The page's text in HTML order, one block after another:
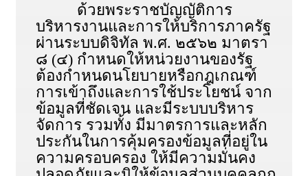
ด้วยพระราชบัญญัติการ
บริหารงานและการให้บริการภาครัฐ
ผ่านระบบดิจิทัล พ.ศ. ๒๕๖๒ มาตรา
๘ (๔) กำหนดให้หน่วยงานของรัฐ
ต้องกำหนดนโยบายหรือกฎเกณฑ์
การเข้าถึงและการใช้ประโยชน์ จาก
ข้อมูลที่ชัดเจน และมีระบบบริหาร
จัดการ รวมทั้ง มีมาตรการและหลัก
ประกันในการคุ้มครองข้อมูลที่อยู่ใน
ความครอบครอง ให้มีความมั่นคง